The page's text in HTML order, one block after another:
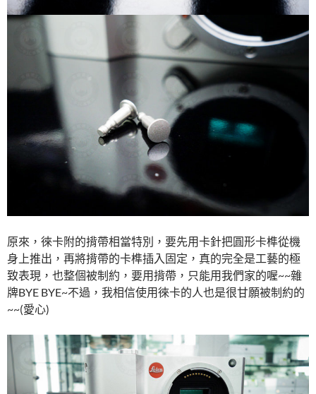
原來，徠卡附的揹帶相當特別，要先用卡針把圓形卡榫從機
身上推出，再將揹帶的卡榫插入固定，真的完全是工藝的極
致表現，也整個被制約，要用揹帶，只能用我們家的喔~~雜
牌BYE BYE~不過，我相信使用徠卡的人也是很甘願被制約的
~~(愛心)